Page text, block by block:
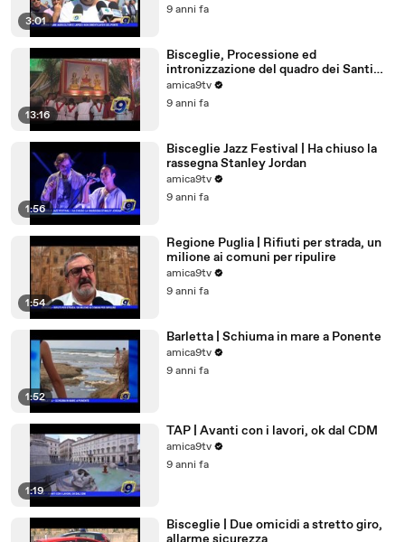
3:01
9 anni fa
13:16
Bisceglie, Processione ed
intronizzazione del quadro dei Santi
Martiri
amica9tv
9 anni fa
1:56
Bisceglie Jazz Festival | Ha chiuso la
rassegna Stanley Jordan
amica9tv
9 anni fa
1:54
Regione Puglia | Rifiuti per strada, un
milione ai comuni per ripulire
amica9tv
9 anni fa
1:52
Barletta | Schiuma in mare a Ponente
amica9tv
9 anni fa
1:19
TAP | Avanti con i lavori, ok dal CDM
amica9tv
9 anni fa
Bisceglie | Due omicidi a stretto giro,